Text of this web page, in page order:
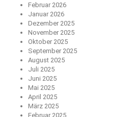
Februar 2026
Januar 2026
Dezember 2025
November 2025
Oktober 2025
September 2025
August 2025
Juli 2025
Juni 2025
Mai 2025
April 2025
März 2025
Februar 2025